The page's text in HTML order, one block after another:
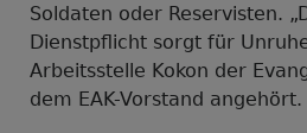
Soldaten oder Reservisten.
Dienstpflicht sorgt für
Arbeitsstelle Kokon der
dem EAK-Vorstand angehört.